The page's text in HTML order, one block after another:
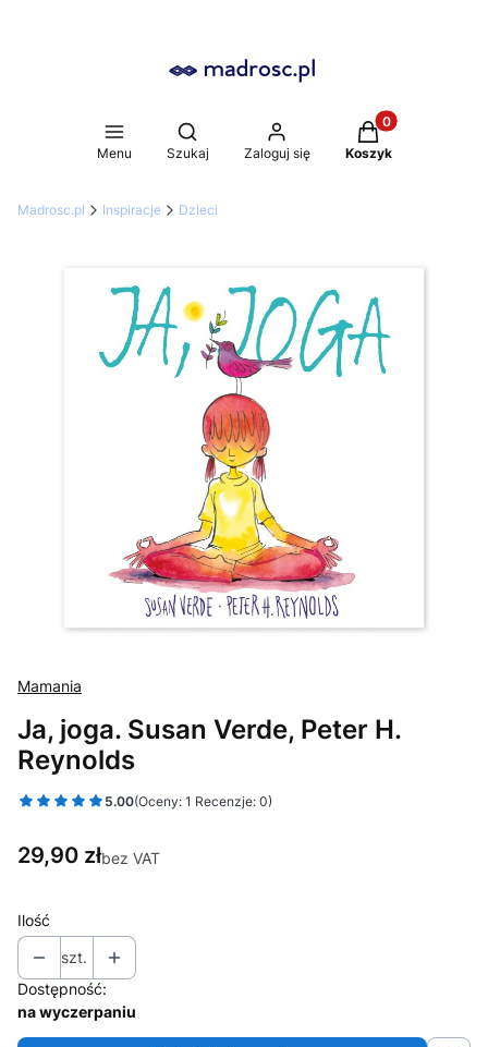
Menu
Otwórz wyszukiwarkę
Szukaj Zaloguj się
Produkty w
Koszyk
Madrosc.pl Inspiracje Dzieci
Mamania
Ja, joga. Susan Verde, Peter H.
Reynolds
5.00(Oceny: 1 Recenzje: 0)
Cena
29,90 złbez VAT
Ilość
szt.
Dostępność:
na wyczerpaniu